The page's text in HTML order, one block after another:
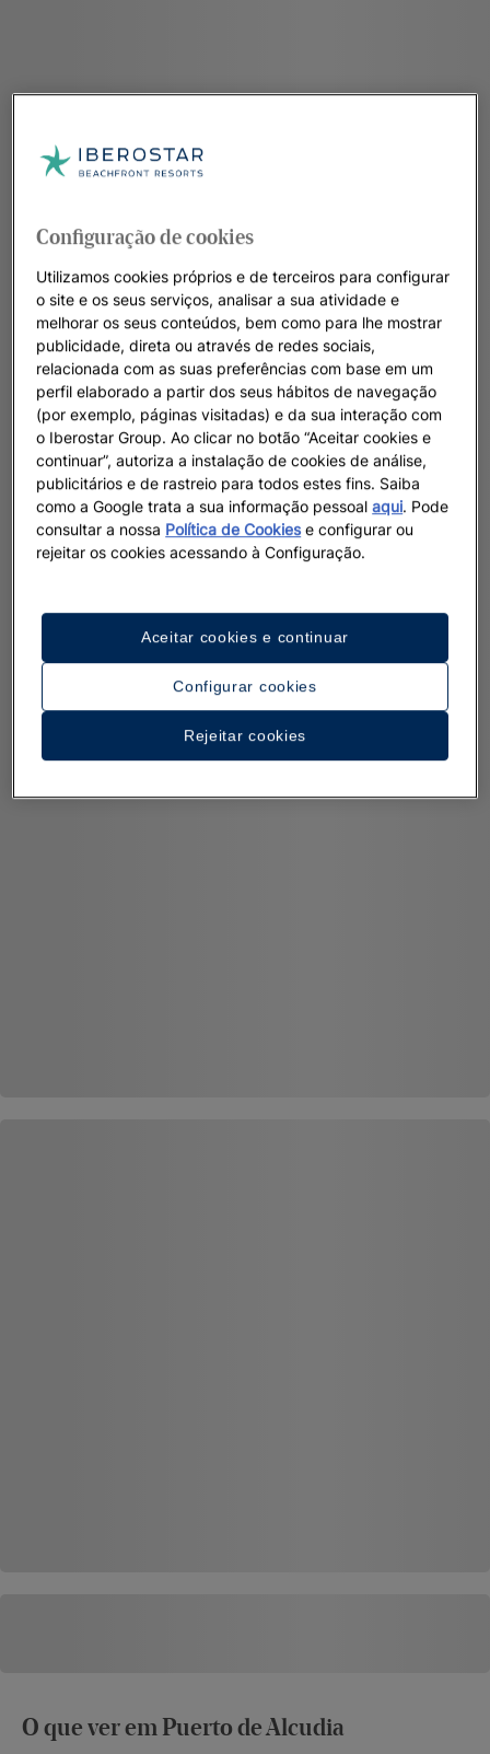
O que ver em Puerto de Alcudia
Configuração de cookies
Utilizamos cookies próprios e de terceiros para configurar
o site e os seus serviços, analisar a sua atividade e
melhorar os seus conteúdos, bem como para lhe mostrar
publicidade, direta ou através de redes sociais,
relacionada com as suas preferências com base em um
perfil elaborado a partir dos seus hábitos de navegação
(por exemplo, páginas visitadas) e da sua interação com
o Iberostar Group. Ao clicar no botão “Aceitar cookies e
continuar”, autoriza a instalação de cookies de análise,
publicitários e de rastreio para todos estes fins. Saiba
como a Google trata a sua informação pessoalaqui. Pode
consultar a nossa Política de Cookiese configurar ou
rejeitar os cookies acessando à Configuração.
Configurar cookies
Rejeitar cookies
Aceitar cookies e continuar